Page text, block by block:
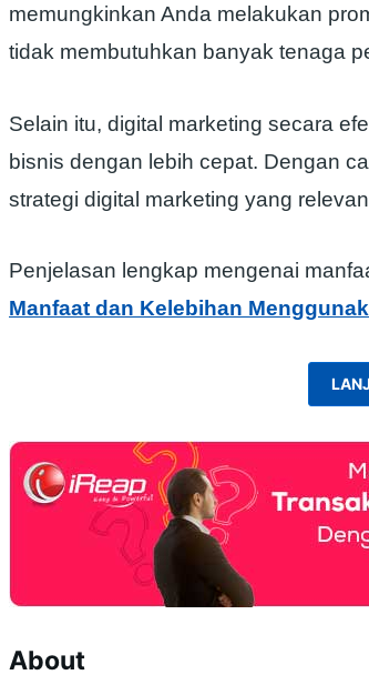
memungkinkan Anda melakukan
tidak membutuhkan banyak tenaga
Selain itu, digital marketing secara
bisnis dengan lebih cepat. Dengan
strategi digital marketing yang
Penjelasan lengkap mengenai
Manfaat dan Kelebihan
About